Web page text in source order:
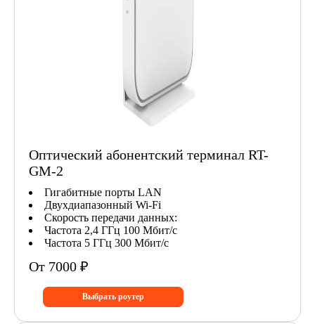
Оптический абонентский терминал RT-
GM-2
Гигабитные порты LAN
Двухдиапазонный Wi-Fi
Скорость передачи данных:
Частота 2,4 ГГц 100 Мбит/с
Частота 5 ГГц 300 Мбит/с
От 7000 ₽
Выбрать роутер